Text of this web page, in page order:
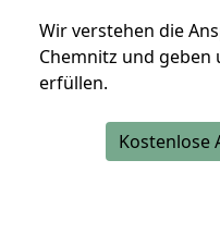
Wir verstehen die
Chemnitz und geben
erfüllen.
Kostenlose